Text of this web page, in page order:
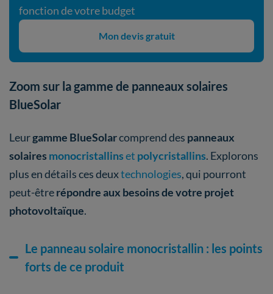
fonction de votre budget
Mon devis gratuit
Zoom sur la gamme de panneaux solaires
BlueSolar
Leurgamme BlueSolarcomprend des panneaux
solaires monocristallinset polycristallins. Explorons
plus en détails ces deuxtechnologies, qui pourront
peut-êtrerépondre aux besoins de votre projet
photovoltaïque.
Le panneau solaire monocristallin : les points
forts de ce produit